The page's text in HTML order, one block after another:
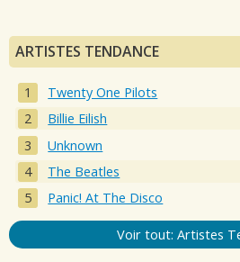
ARTISTES TENDANCE
Twenty One Pilots
Billie Eilish
Unknown
The Beatles
Panic! At The Disco
Voir tout: Artistes